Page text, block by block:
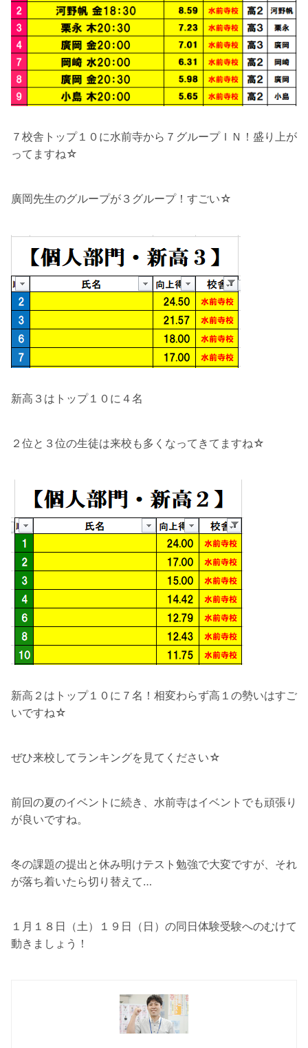
７校舎トップ１０に水前寺から７グループＩＮ！盛り上が
ってますね☆
廣岡先生のグループが３グループ！すごい☆
新高３はトップ１０に４名
２位と３位の生徒は来校も多くなってきてますね☆
新高２はトップ１０に７名！相変わらず高１の勢いはすご
いですね☆
ぜひ来校してランキングを見てください☆
前回の夏のイベントに続き、水前寺はイベントでも頑張り
が良いですね。
冬の課題の提出と休み明けテスト勉強で大変ですが、それ
が落ち着いたら切り替えて…
１月１８日（土）１９日（日）の同日体験受験へのむけて
動きましょう！